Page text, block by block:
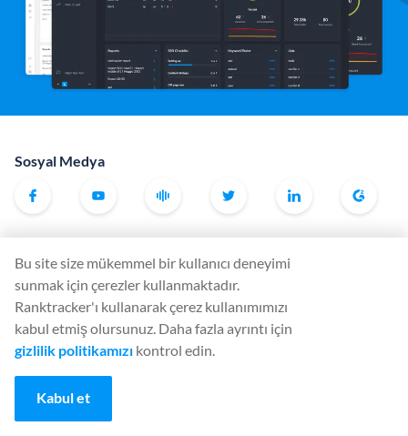
Sosyal Medya
Rank Tracker
Keyword Finder
SERP Checker
Web Audit
Backlink Checker
Backlink Monitor
Bu site size mükemmel bir kullanıcı deneyimi
sunmak için çerezler kullanmaktadır.
Ranktracker'ı kullanarak çerez kullanımımızı
kabul etmiş olursunuz. Daha fazla ayrıntı için
gizlilik politikamızı kontrol edin.
Kabul et